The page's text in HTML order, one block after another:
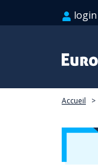
login
Accueil >